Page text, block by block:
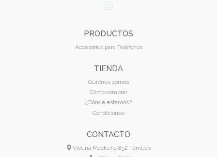
PRODUCTOS
Accesorios para Teléfonos
TIENDA
Quiénes somos
Cómo comprar
¿Dónde estamos?
Condiciones
CONTACTO
Vicuña Mackena 852 Temuco